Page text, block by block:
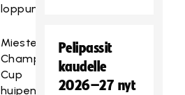
loppunumerot.
Miesten
Champions
Cup
huipentuu
Pelipassit
kaudelle
2026–27 nyt